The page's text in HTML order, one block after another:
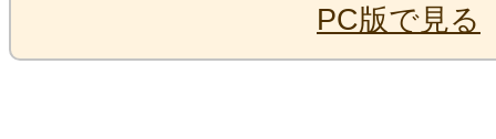
PC版で見る